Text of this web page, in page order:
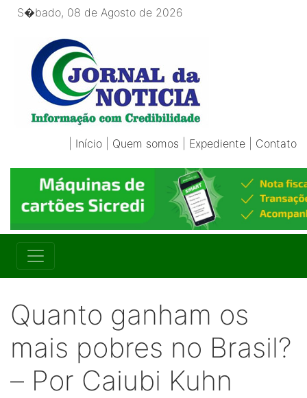
S�bado, 08 de Agosto de 2026
Início Quem somos Expediente Contato
Quanto ganham os
mais pobres no Brasil?
– Por Caiubi Kuhn